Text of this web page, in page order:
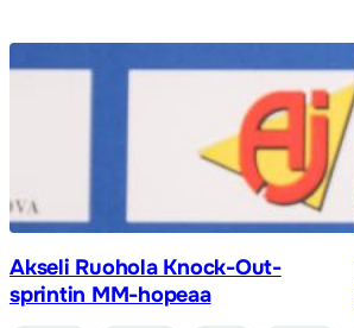
Akseli Ruohola Knock-Out-
sprintin MM-hopeaa